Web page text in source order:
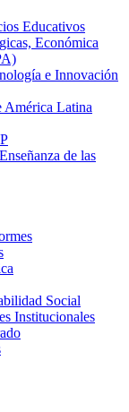
Educativos
Económica
e Innovación
América Latina
de las
Social
Institucionales